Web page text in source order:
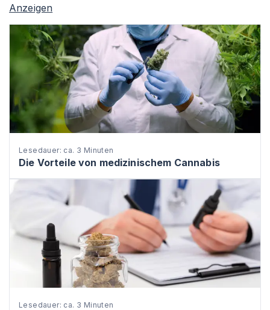
Anzeigen
Lesedauer: ca. 3 Minuten
Die Vorteile von medizinischem Cannabis
Lesedauer: ca. 3 Minuten